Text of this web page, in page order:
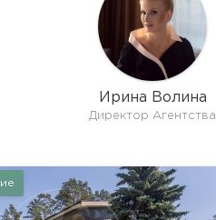
Ирина Волина
Директор Агентства